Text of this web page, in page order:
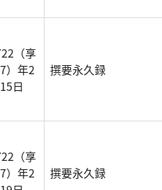
（享
）年2
日
撰要永久録
（享
）年2
撰要永久録